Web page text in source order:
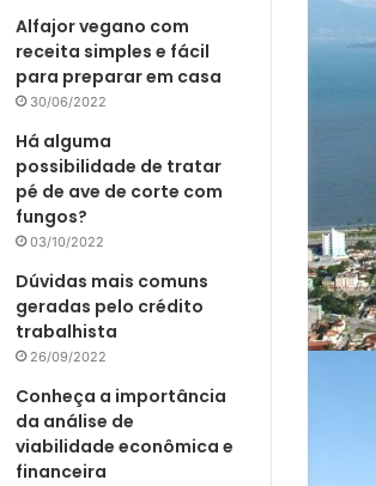
Alfajor vegano com
receita simples e fácil
para preparar em casa
30/06/2022
Há alguma
possibilidade de tratar
pé de ave de corte com
fungos?
03/10/2022
Dúvidas mais comuns
geradas pelo crédito
trabalhista
26/09/2022
Conheça a importância
da análise de
viabilidade econômica e
financeira